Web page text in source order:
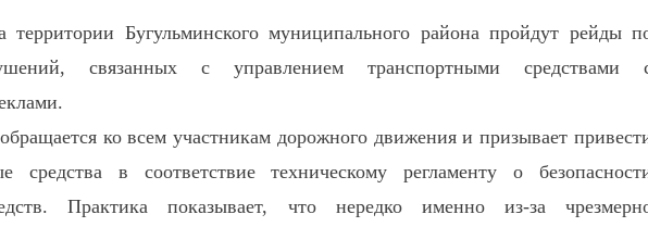
Бугульминского муниципального района пройдут рейды
связанных с управлением транспортными средствами
ко всем участникам дорожного движения и призывает
средства в соответствие техническому регламенту о
Практика показывает, что нередко именно из-за